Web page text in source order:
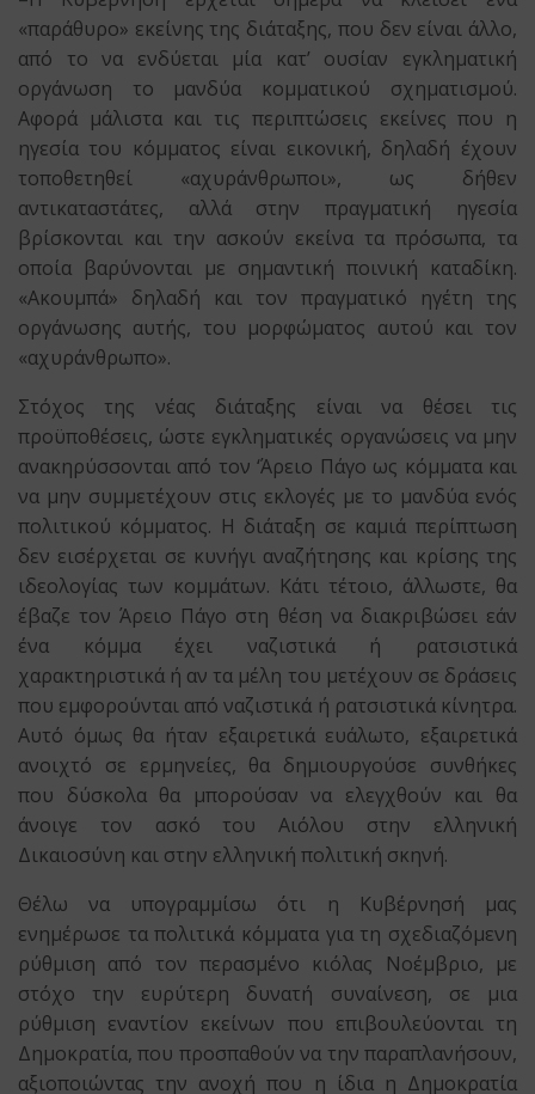
«παράθυρο» εκείνης της διάταξης, που δεν είναι άλλο,
από το να ενδύεται μία κατ’ ουσίαν εγκληματική
οργάνωση το μανδύα κομματικού σχηματισμού.
Αφορά μάλιστα και τις περιπτώσεις εκείνες που η
ηγεσία του κόμματος είναι εικονική, δηλαδή έχουν
τοποθετηθεί «αχυράνθρωποι», ως δήθεν
αντικαταστάτες, αλλά στην πραγματική ηγεσία
βρίσκονται και την ασκούν εκείνα τα πρόσωπα, τα
οποία βαρύνονται με σημαντική ποινική καταδίκη.
«Ακουμπά» δηλαδή και τον πραγματικό ηγέτη της
οργάνωσης αυτής, του μορφώματος αυτού και τον
«αχυράνθρωπο».
Στόχος της νέας διάταξης είναι να θέσει τις
προϋποθέσεις, ώστε εγκληματικές οργανώσεις να μην
ανακηρύσσονται από τον ‘Άρειο Πάγο ως κόμματα και
να μην συμμετέχουν στις εκλογές με το μανδύα ενός
πολιτικού κόμματος. Η διάταξη σε καμιά περίπτωση
δεν εισέρχεται σε κυνήγι αναζήτησης και κρίσης της
ιδεολογίας των κομμάτων. Κάτι τέτοιο, άλλωστε, θα
έβαζε τον Άρειο Πάγο στη θέση να διακριβώσει εάν
ένα κόμμα έχει ναζιστικά ή ρατσιστικά
χαρακτηριστικά ή αν τα μέλη του μετέχουν σε δράσεις
που εμφορούνται από ναζιστικά ή ρατσιστικά κίνητρα.
Αυτό όμως θα ήταν εξαιρετικά ευάλωτο, εξαιρετικά
ανοιχτό σε ερμηνείες, θα δημιουργούσε συνθήκες
που δύσκολα θα μπορούσαν να ελεγχθούν και θα
άνοιγε τον ασκό του Αιόλου στην ελληνική
Δικαιοσύνη και στην ελληνική πολιτική σκηνή.
Θέλω να υπογραμμίσω ότι η Κυβέρνησή μας
ενημέρωσε τα πολιτικά κόμματα για τη σχεδιαζόμενη
ρύθμιση από τον περασμένο κιόλας Νοέμβριο, με
στόχο την ευρύτερη δυνατή συναίνεση, σε μια
ρύθμιση εναντίον εκείνων που επιβουλεύονται τη
Δημοκρατία, που προσπαθούν να την παραπλανήσουν,
αξιοποιώντας την ανοχή που η ίδια η Δημοκρατία